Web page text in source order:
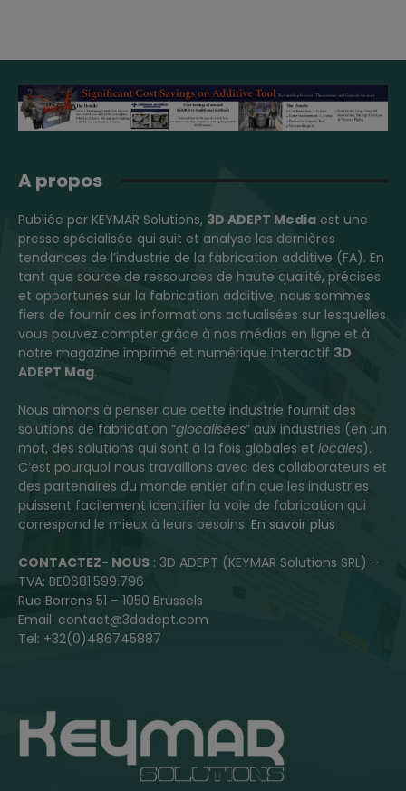
A propos
Publiée par KEYMAR Solutions, 3D ADEPT Media est une
presse spécialisée qui suit et analyse les dernières
tendances de l’industrie de la fabrication additive (FA). En
tant que source de ressources de haute qualité, précises
et opportunes sur la fabrication additive, nous sommes
fiers de fournir des informations actualisées sur lesquelles
vous pouvez compter grâce à nos médias en ligne et à
notre magazine imprimé et numérique interactif 3D
ADEPT Mag.
Nous aimons à penser que cette industrie fournit des
solutions de fabrication “glocalisées” aux industries (en un
mot, des solutions qui sont à la fois globales et locales).
C’est pourquoi nous travaillons avec des collaborateurs et
des partenaires du monde entier afin que les industries
puissent facilement identifier la voie de fabrication qui
correspond le mieux à leurs besoins. En savoir plus
CONTACTEZ- NOUS : 3D ADEPT (KEYMAR Solutions SRL) –
TVA: BE0681.599.796
Rue Borrens 51 – 1050 Brussels
Email: contact@3dadept.com
Tel: +32(0)486745887